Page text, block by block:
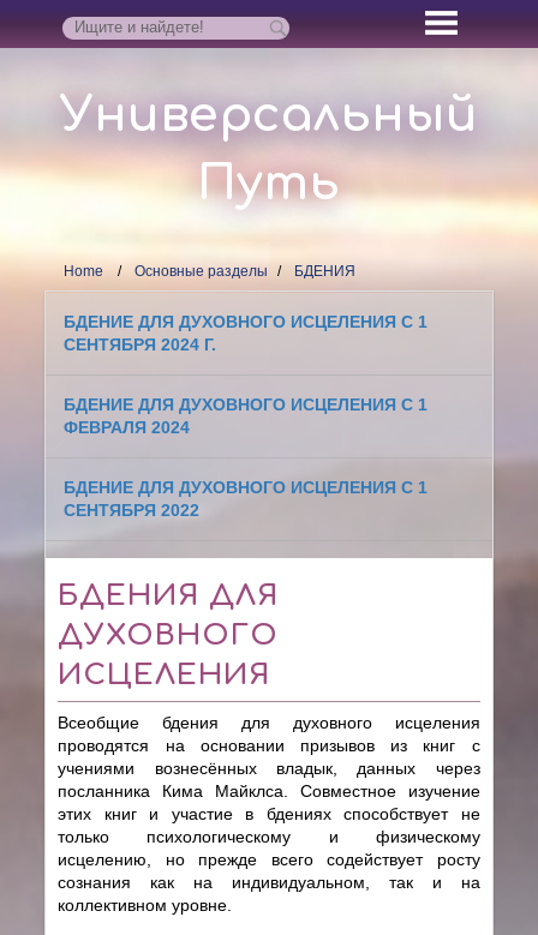
Универсальный
Путь
Home Основные разделы БДЕНИЯ
БДЕНИЕ ДЛЯ ДУХОВНОГО ИСЦЕЛЕНИЯ С 1
СЕНТЯБРЯ 2024 Г.
БДЕНИЕ ДЛЯ ДУХОВНОГО ИСЦЕЛЕНИЯ С 1
ФЕВРАЛЯ 2024
БДЕНИЕ ДЛЯ ДУХОВНОГО ИСЦЕЛЕНИЯ С 1
СЕНТЯБРЯ 2022
БДЕНИЯ ДЛЯ
ДУХОВНОГО
ИСЦЕЛЕНИЯ
Всеобщие бдения для духовного исцеления
проводятся на основании призывов из книг с
учениями вознесённых владык, данных через
посланника Кима Майклса. Совместное изучение
этих книг и участие в бдениях способствует не
только психологическому и физическому
исцелению, но прежде всего содействует росту
сознания как на индивидуальном, так и на
коллективном уровне.